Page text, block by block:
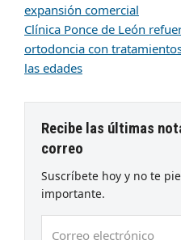
expansión comercial
Clínica Ponce de León
ortodoncia con
las edades
Recibe las últimas
correo
Suscríbete hoy y no te
importante.